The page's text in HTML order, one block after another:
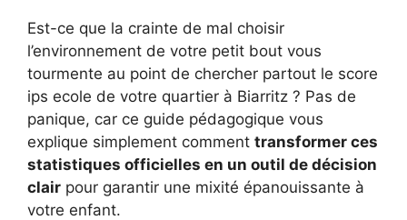
Est-ce que la crainte de mal choisir
l’environnement de votre petit bout vous
tourmente au point de chercher partout le score
ips ecole de votre quartier à Biarritz ? Pas de
panique, car ce guide pédagogique vous
explique simplement comment transformer ces
statistiques officielles en un outil de décision
clair pour garantir une mixité épanouissante à
votre enfant.